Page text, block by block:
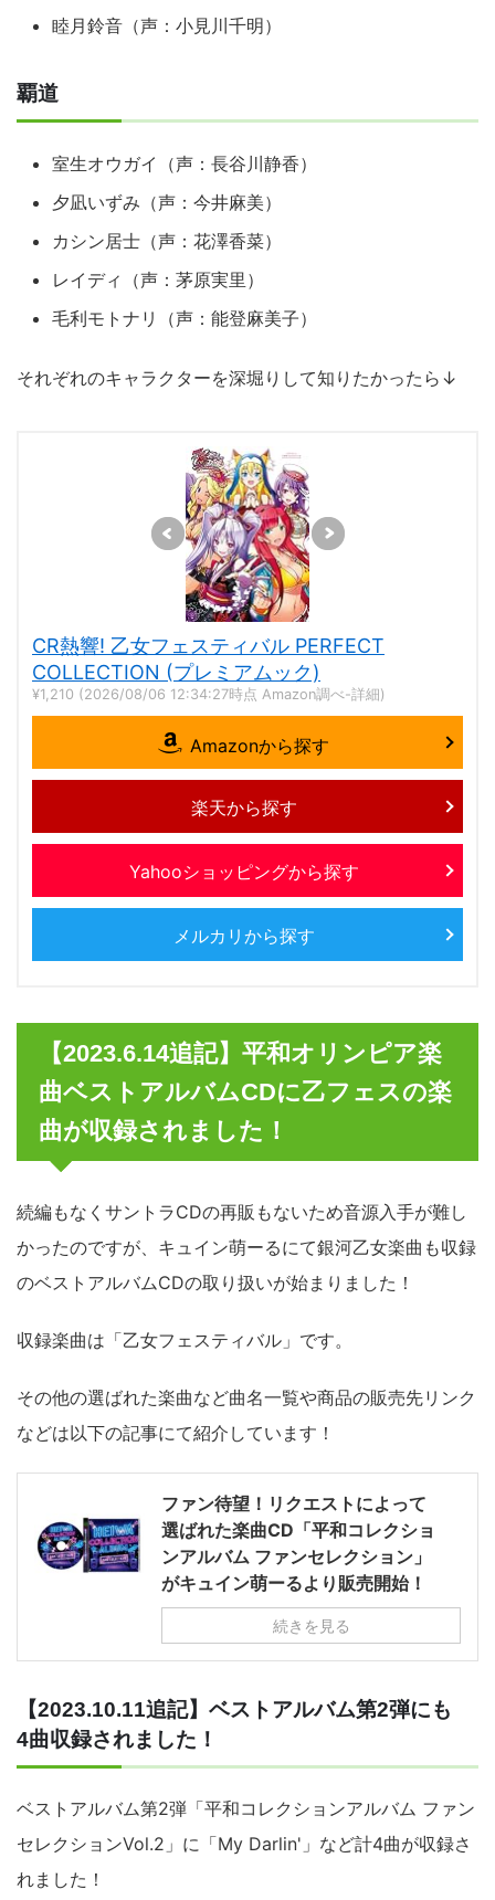
睦月鈴音（声：小見川千明）
覇道
室生オウガイ（声：長谷川静香）
夕凪いずみ（声：今井麻美）
カシン居士（声：花澤香菜）
レイディ（声：茅原実里）
毛利モトナリ（声：能登麻美子）
それぞれのキャラクターを深堀りして知りたかったら↓
CR熱響! 乙女フェスティバル PERFECT
COLLECTION (プレミアムック)
¥1,210 (2026/08/06 12:34:27時点 Amazon調べ-詳細)
Amazonから探す
楽天から探す
Yahooショッピングから探す
メルカリから探す
【2023.6.14追記】平和オリンピア楽
曲ベストアルバムCDに乙フェスの楽
曲が収録されました！
続編もなくサントラCDの再販もないため音源入手が難し
かったのですが、キュイン萌ーるにて銀河乙女楽曲も収録
のベストアルバムCDの取り扱いが始まりました！
収録楽曲は「乙女フェスティバル」です。
その他の選ばれた楽曲など曲名一覧や商品の販売先リンク
などは以下の記事にて紹介しています！
ファン待望！リクエストによって
選ばれた楽曲CD「平和コレクショ
ンアルバム ファンセレクション」
がキュイン萌ーるより販売開始！
続きを見る
【2023.10.11追記】ベストアルバム第2弾にも
4曲収録されました！
ベストアルバム第2弾「平和コレクションアルバム ファン
セレクションVol.2」に「My Darlin'」など計4曲が収録さ
れました！